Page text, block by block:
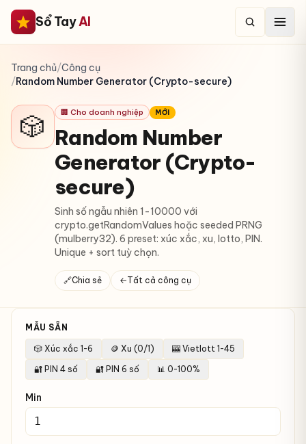
Sổ TayAI
Trang chủ/Công cụ
/Random Number Generator (Crypto-secure)
🎲 🏢 Cho doanh nghiệp MỚI
Random Number
Generator (Crypto-
secure)
Sinh số ngẫu nhiên 1-10000 với
crypto.getRandomValues hoặc seeded PRNG
(mulberry32). 6 preset: xúc xắc, xu, lotto, PIN.
Unique + sort tuỳ chọn.
🔗Chia sẻ ←Tất cả công cụ
MẪU SẴN
🎲 Xúc xắc 1-6 🪙 Xu (0/1)
🎰 Vietlott 1-45
🔐 PIN 4 số
🔐 PIN 6 số 📊 0-100%
Min